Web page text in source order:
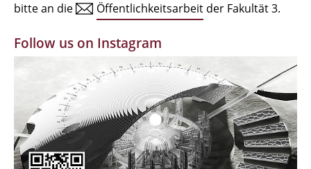
Zeichensäle
MBW | Modellbauwerkstatt
Alumni | cloud club
Dokumente und Downloads
bitte an die
Öffentlichkeitsarbeit der Fakultät 3.
Follow us on Instagram